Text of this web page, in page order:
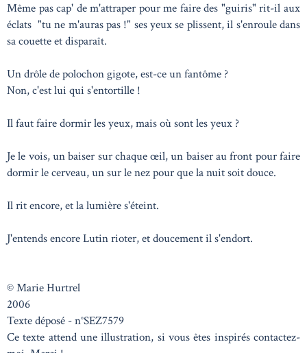
Même pas cap' de m'attraper pour me faire des "guiris" rit-il aux
éclats "tu ne m'auras pas !" ses yeux se plissent, il s'enroule dans
sa couette et disparaît.
Un drôle de polochon gigote, est-ce un fantôme ?
Non, c'est lui qui s'entortille !
Il faut faire dormir les yeux, mais où sont les yeux ?
Je le vois, un baiser sur chaque œil, un baiser au front pour faire
dormir le cerveau, un sur le nez pour que la nuit soit douce.
Il rit encore, et la lumière s'éteint.
J'entends encore Lutin rioter, et doucement il s'endort.
© Marie Hurtrel
2006
Texte déposé - n°SEZ7579
Ce texte attend une illustration, si vous êtes inspirés contactez-